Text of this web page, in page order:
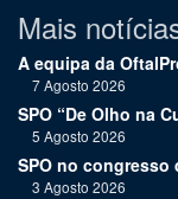
Mais
A equipa da
7 Agosto 2026
SPO “De Olho na
5 Agosto 2026
SPO no congresso
3 Agosto 2026